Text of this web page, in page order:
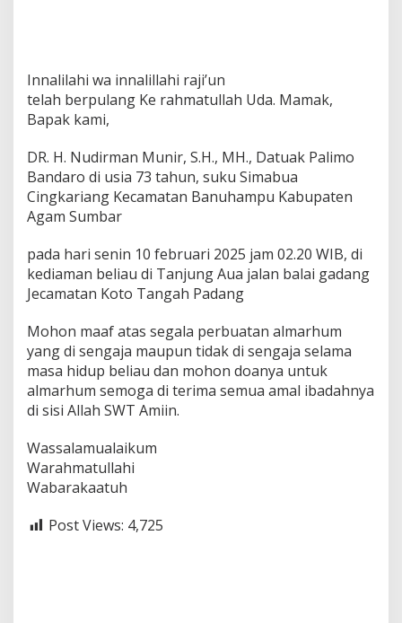
Innalilahi wa innalillahi raji’un
telah berpulang Ke rahmatullah Uda. Mamak,
Bapak kami,
DR. H. Nudirman Munir, S.H., MH., Datuak Palimo
Bandaro di usia 73 tahun, suku Simabua
Cingkariang Kecamatan Banuhampu Kabupaten
Agam Sumbar
pada hari senin 10 februari 2025 jam 02.20 WIB, di
kediaman beliau di Tanjung Aua jalan balai gadang
Jecamatan Koto Tangah Padang
Mohon maaf atas segala perbuatan almarhum
yang di sengaja maupun tidak di sengaja selama
masa hidup beliau dan mohon doanya untuk
almarhum semoga di terima semua amal ibadahnya
di sisi Allah SWT Amiin.
Wassalamualaikum
Warahmatullahi
Wabarakaatuh
Post Views: 4,725